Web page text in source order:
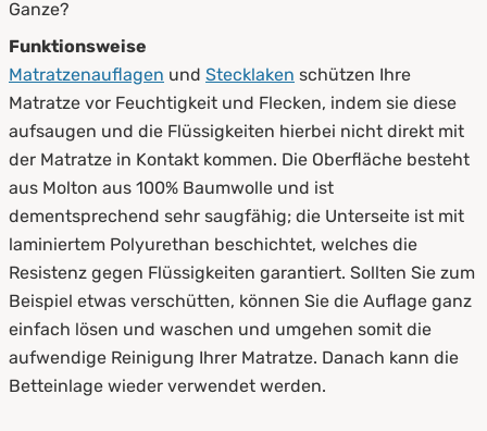
Ganze?
Funktionsweise
Matratzenauflagen und Stecklaken schützen Ihre
Matratze vor Feuchtigkeit und Flecken, indem sie diese
aufsaugen und die Flüssigkeiten hierbei nicht direkt mit
der Matratze in Kontakt kommen. Die Oberfläche besteht
aus Molton aus 100% Baumwolle und ist
dementsprechend sehr saugfähig; die Unterseite ist mit
laminiertem Polyurethan beschichtet, welches die
Resistenz gegen Flüssigkeiten garantiert. Sollten Sie zum
Beispiel etwas verschütten, können Sie die Auflage ganz
einfach lösen und waschen und umgehen somit die
aufwendige Reinigung Ihrer Matratze. Danach kann die
Betteinlage wieder verwendet werden.